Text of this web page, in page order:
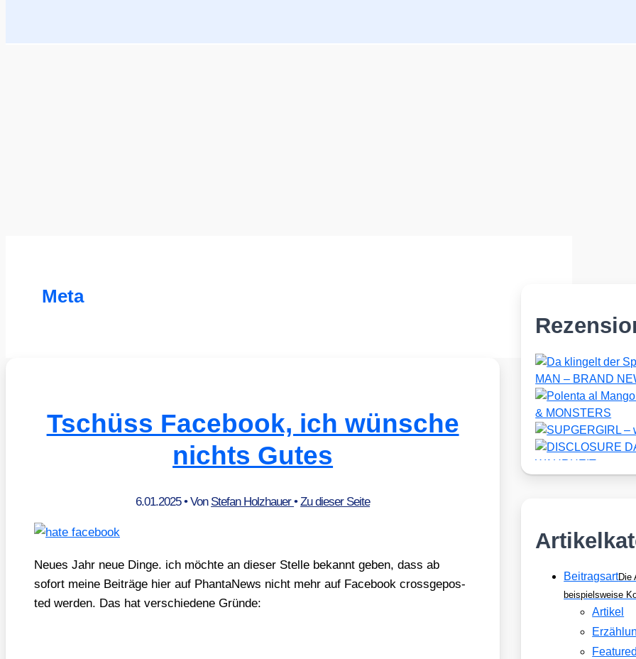
Meta
Tschüss Facebook, ich wünsche
nichts Gutes
6.01.2025• Von Stefan Holzhauer•Zu dieser Seite
Neu­es Jahr neue Din­ge. ich möch­te an die­ser Stel­le bekannt geben, dass ab
sofort mei­ne Bei­trä­ge hier auf Phan­ta­News nicht mehr auf Face­book cross­ge­pos­
ted wer­den. Das hat ver­schie­de­ne Grün­de:
BeitragsartDie
beispielsweise
Artikel